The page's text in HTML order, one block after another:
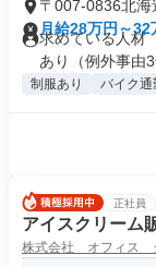
〒007-0836北海
月給28万円～32
求めている人材
あり（例外事由3
制服あり バイク通
正社員
アイスクリーム
株式会社 オフィス